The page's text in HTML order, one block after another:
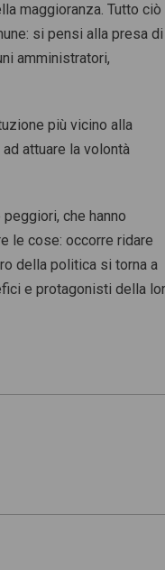
maggioranza. Tutto ciò
si pensi alla presa di
amministratori,
più vicino alla
attuare la volontà
che hanno
le cose: occorre ridare
della politica si torna a
e protagonisti della